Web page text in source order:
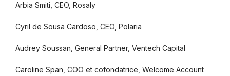
Arbia Smiti, CEO, Rosaly
Cyril de Sousa Cardoso, CEO, Polaria
Audrey Soussan, General Partner, Ventech Capital
Caroline Span, COO et cofondatrice, Welcome Account